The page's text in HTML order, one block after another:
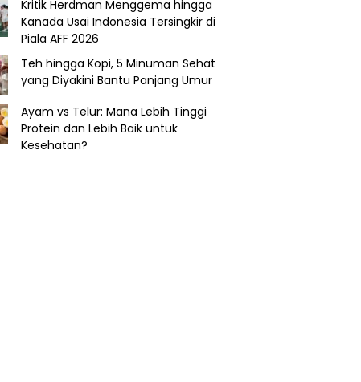
Kritik Herdman Menggema hingga
Kanada Usai Indonesia Tersingkir di
Piala AFF 2026
Teh hingga Kopi, 5 Minuman Sehat
yang Diyakini Bantu Panjang Umur
Ayam vs Telur: Mana Lebih Tinggi
Protein dan Lebih Baik untuk
Kesehatan?